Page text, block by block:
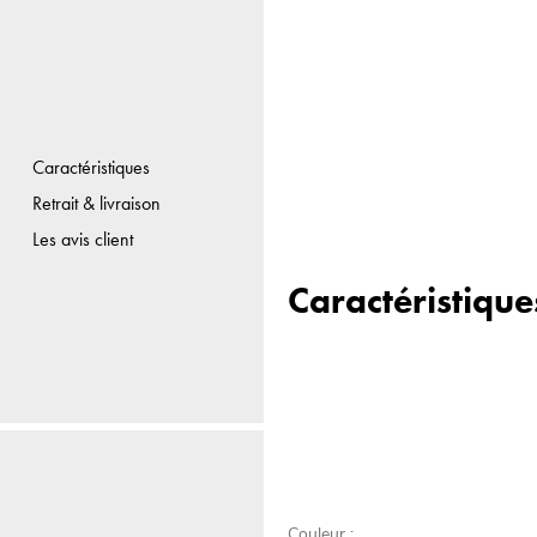
Caractéristiques
Retrait & livraison
Les avis client